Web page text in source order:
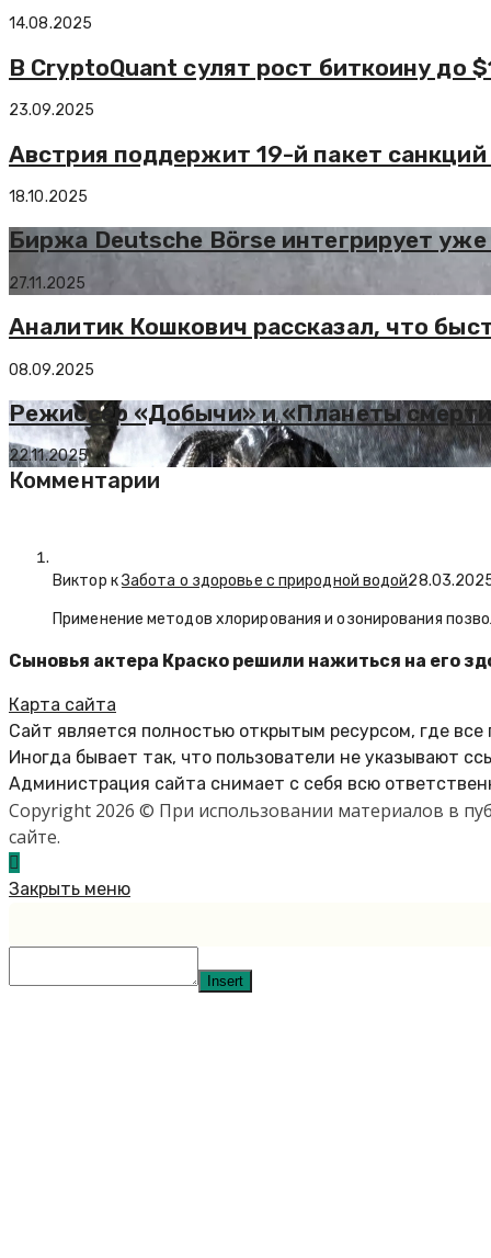
14.08.2025
В CryptoQuant сулят рост биткоину до
23.09.2025
Австрия поддержит 19-й пакет
18.10.2025
Биржа Deutsche Börse интегрирует
27.11.2025
Аналитик Кошкович рассказал, что
08.09.2025
Режиссёр «Добычи» и «Планеты
22.11.2025
Комментарии
Виктор кЗабота о здоровье с природной водой
Применение методов хлорирования и озонирования
Сыновья актера Краско решили нажиться на его
Карта сайта
Сайт является полностью открытым ресурсом, где
Иногда бывает так, что пользователи не указывают
Администрация сайта снимает с себя всю
Copyright 2026 © При использовании материалов в
сайте.
Закрыть меню
Insert